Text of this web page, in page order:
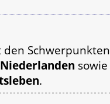
Schwerpunkten
sowie
.